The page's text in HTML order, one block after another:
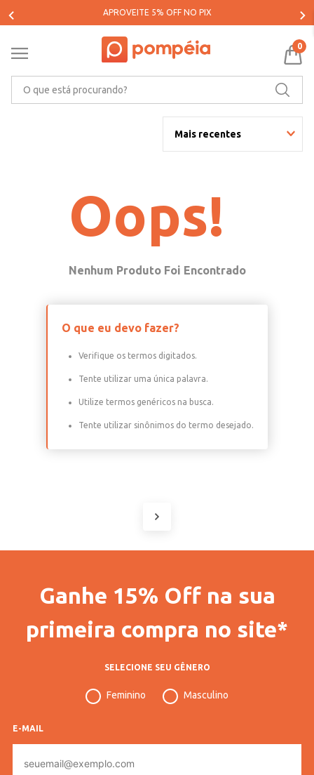
APROVEITE 5% OFF NO PIX
0
Mais recentes
Oops!
O que eu devo fazer?
Verifique os termos digitados.
Tente utilizar uma única palavra.
Utilize termos genéricos na busca.
Tente utilizar sinônimos do termo desejado.
Ganhe 15% Off na sua
primeira compra no site*
SELECIONE SEU GÊNERO
Feminino Masculino
E-MAIL
mail